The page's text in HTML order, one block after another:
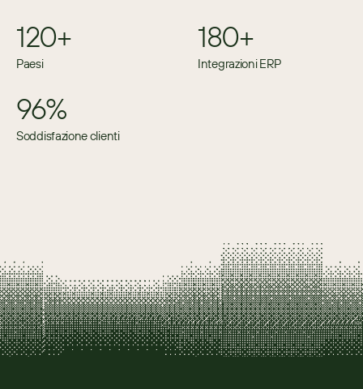
120+
Paesi
180+
Integrazioni ERP
96%
Soddisfazione clienti